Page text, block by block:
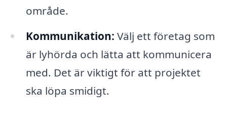
område.
Kommunikation: Välj ett företag som
är lyhörda och lätta att kommunicera
med. Det är viktigt för att projektet
ska löpa smidigt.